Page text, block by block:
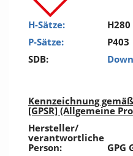
H-Sätze:
H280
P-Sätze:
P403
SDB:
Kennzeichnung
[GPSR] (Allgemeine
Hersteller/
verantwortliche
Person:
GPG